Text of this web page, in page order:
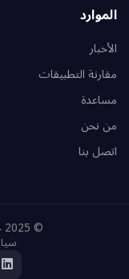
الموارد
الأخبار
مقارنة التطبيقات
مساعدة
من نحن
اتصل بنا
© 2025 جت كولر. جميع الحقوق محفوظة.